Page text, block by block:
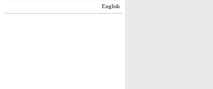
English